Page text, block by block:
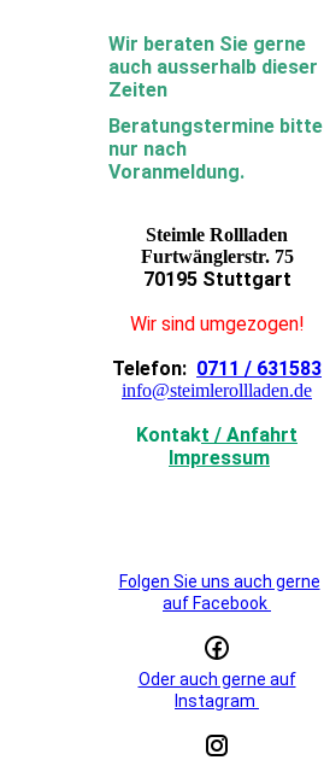
Wir beraten Sie gerne
auch ausserhalb dieser
Zeiten
Beratungstermine bitte
nur nach
Voranmeldung.
Steimle Rollladen
Furtwänglerstr. 75
70195 Stuttgart
Wir sind umgezogen!
Telefon: 0711 / 631583
info@steimlerollladen.de
Kontakt / Anfahrt
Impressum
Folgen Sie uns auch gerne
auf Facebook
Oder auch gerne auf
Instagram